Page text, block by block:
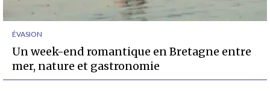
ÉVASION
Un week-end romantique en Bretagne entre
mer, nature et gastronomie